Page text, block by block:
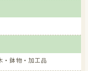
・鉢物・加工品